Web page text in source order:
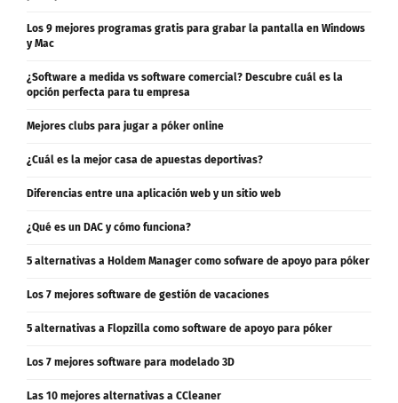
Los 9 mejores programas gratis para grabar la pantalla en Windows
y Mac
¿Software a medida vs software comercial? Descubre cuál es la
opción perfecta para tu empresa
Mejores clubs para jugar a póker online
¿Cuál es la mejor casa de apuestas deportivas?
Diferencias entre una aplicación web y un sitio web
¿Qué es un DAC y cómo funciona?
5 alternativas a Holdem Manager como sofware de apoyo para póker
Los 7 mejores software de gestión de vacaciones
5 alternativas a Flopzilla como software de apoyo para póker
Los 7 mejores software para modelado 3D
Las 10 mejores alternativas a CCleaner